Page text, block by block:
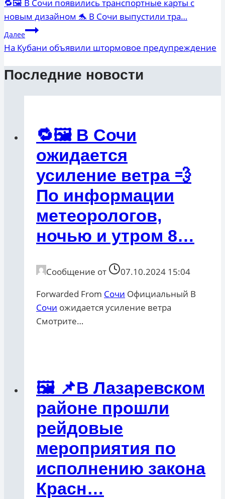
по
записям
🔁🖼 В Сочи появились транспортные карты с
новым дизайном 🐬 В Сочи выпустили тра…
Далее
На Кубани объявили штормовое предупреждение
Последние новости
🔁🖼 В Сочи
ожидается
усиление ветра 💨
По информации
метеорологов,
ночью и утром 8…
Сообщение от
07.10.2024 15:04
Forwarded From Сочи Официальный В
Сочи ожидается усиление ветра
Смотрите…
🖼 📌В Лазаревском
районе прошли
рейдовые
мероприятия по
исполнению закона
Красн…